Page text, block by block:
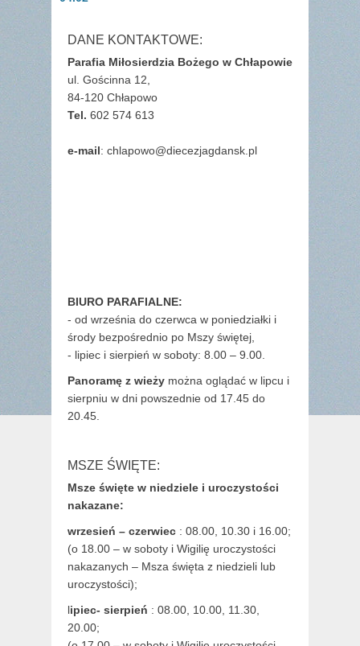
DANE KONTAKTOWE:
Parafia Miłosierdzia Bożego w Chłapowie
ul. Gościnna 12,
84-120 Chłapowo
Tel. 602 574 613
e-mail: chlapowo@diecezjagdansk.pl
BIURO PARAFIALNE:
- od września do czerwca w poniedziałki i
środy bezpośrednio po Mszy świętej,
- lipiec i sierpień w soboty: 8.00 – 9.00.
Panoramę z wieży można oglądać w lipcu i
sierpniu w dni powszednie od 17.45 do
20.45.
MSZE ŚWIĘTE:
Msze święte w niedziele i uroczystości
nakazane:
wrzesień – czerwiec : 08.00, 10.30 i 16.00;
(o 18.00 – w soboty i Wigilię uroczystości
nakazanych – Msza święta z niedzieli lub
uroczystości);
lipiec- sierpień : 08.00, 10.00, 11.30,
20.00;